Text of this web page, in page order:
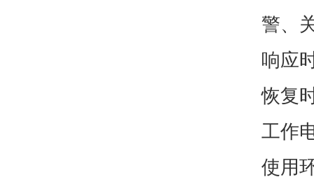
警、
响应
恢复
工作
使用